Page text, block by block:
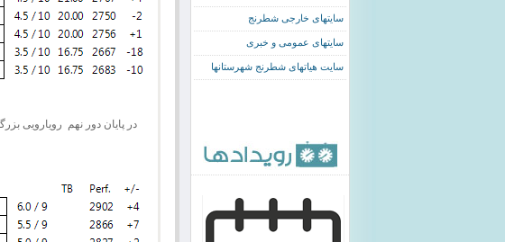
سایتهای خارجی شطرنج
سایتهای عمومی و خبری
سایت هیاتهای شطرنج شهرستانها
در پایان دور نهم رویارویی